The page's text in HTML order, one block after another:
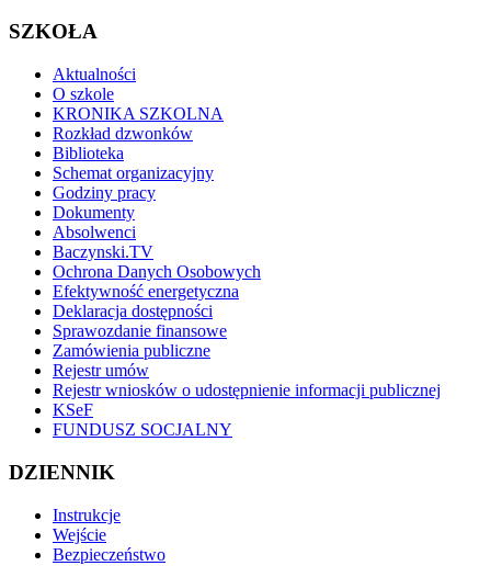
SZKOŁA
Aktualności
O szkole
KRONIKA SZKOLNA
Rozkład dzwonków
Biblioteka
Schemat organizacyjny
Godziny pracy
Dokumenty
Absolwenci
Baczynski.TV
Ochrona Danych Osobowych
Efektywność energetyczna
Deklaracja dostępności
Sprawozdanie finansowe
Zamówienia publiczne
Rejestr umów
Rejestr wniosków o udostępnienie informacji publicznej
KSeF
FUNDUSZ SOCJALNY
DZIENNIK
Instrukcje
Wejście
Bezpieczeństwo